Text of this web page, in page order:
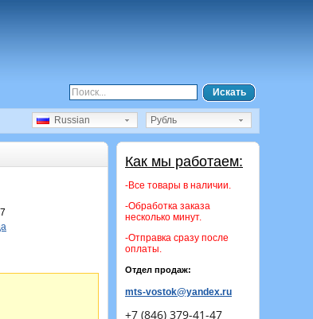
Искать
Рубль
Russian
Как мы работаем:
-Все товары в наличии.
-Обработка заказа
несколько минут.
-Отправка сразу после
оплаты.
Отдел продаж:
mts-vostok@yandex.ru
+7 (846) 379-41-47